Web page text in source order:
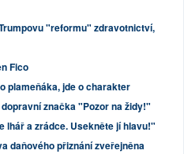
"reformu" zdravotnictví,
Fico
plameňáka, jde o charakter
značka "Pozor na židy!"
lhář a zrádce. Usekněte jí hlavu!"
daňového přiznání zveřejněna